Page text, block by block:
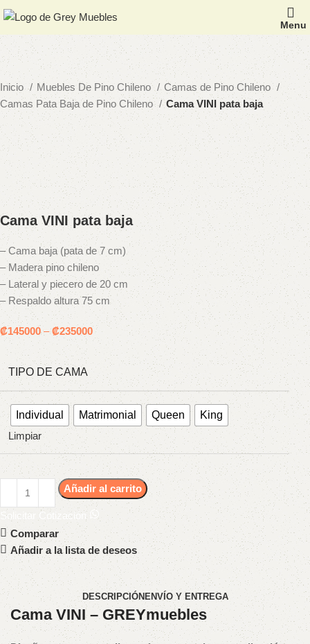
Menu
Inicio Muebles De Pino Chileno
Camas de Pino Chileno
Camas Pata Baja de Pino Chileno
Cama VINI pata baja
Cama VINI pata baja
– Cama baja (pata de 7 cm)
– Madera pino chileno
– Lateral y piecero de 20 cm
– Respaldo altura 75 cm
₡145000–₡235000
TIPO DE CAMA
Individual Matrimonial Queen
King
Limpiar
Añadir al carrito
Solicitar Cotización
Comparar
Añadir a la lista de deseos
DESCRIPCIÓN ENVÍO Y ENTREGA
Cama VINI – GREYmuebles